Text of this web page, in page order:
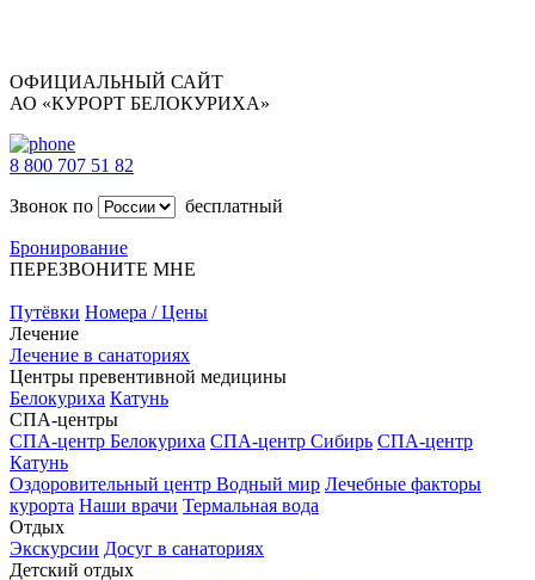
ОФИЦИАЛЬНЫЙ САЙТ
АО «КУРОРТ БЕЛОКУРИХА»
8 800 707 51 82
Звонок по
бесплатный
Бронирование
ПЕРЕЗВОНИТЕ МНЕ
Путёвки Номера / Цены
Лечение
Лечение в санаториях
Центры превентивной медицины
Белокуриха Катунь
СПА-центры
СПА-центр Белокуриха СПА-центр Сибирь СПА-центр
Катунь
Оздоровительный центр Водный мир Лечебные факторы
курорта Наши врачи Термальная вода
Отдых
Экскурсии Досуг в санаториях
Детский отдых